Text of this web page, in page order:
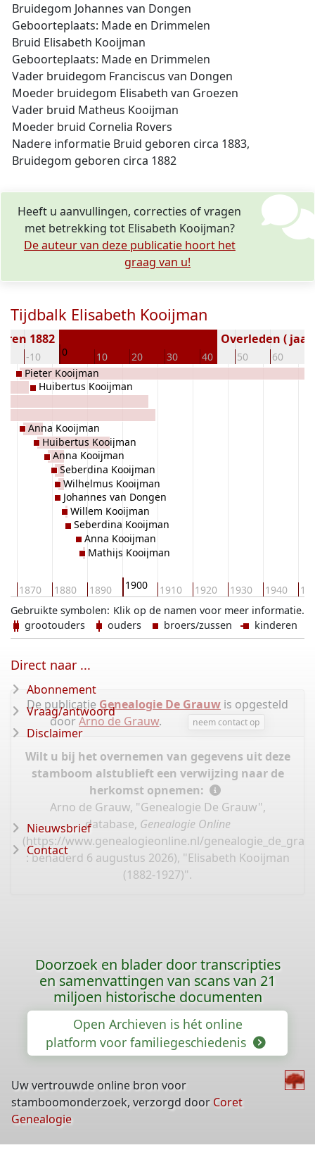
Bruidegom Johannes van Dongen
Geboorteplaats: Made en Drimmelen
Bruid Elisabeth Kooijman
Geboorteplaats: Made en Drimmelen
Vader bruidegom Franciscus van Dongen
Moeder bruidegom Elisabeth van Groezen
Vader bruid Matheus Kooijman
Moeder bruid Cornelia Rovers
Nadere informatie Bruid geboren circa 1883,
Bruidegom geboren circa 1882
Heeft u aanvullingen, correcties of vragen
met betrekking tot Elisabeth Kooijman?
De auteur van deze publicatie hoort het
graag van u!
Tijdbalk Elisabeth Kooijman
-10 0 10 20 30 40 50 60
1882 Overleden (
1870 1880 1890 1900 1910 1920 1930 1940
Pieter Kooijman
Anna Kooijman
Huibertus Kooijman
Huibertus Kooijman
Anna Kooijman
Seberdina Kooijman
Wilhelmus Kooijman
Johannes van Dongen
Willem Kooijman
Seberdina Kooijman
Anna Kooijman
Mathijs Kooijman
Klik op de namen voor meer informatie.
Gebruikte symbolen:
grootouders
ouders broers/zussen kinderen
De publicatie Genealogie De Grauw is opgesteld
doorArno de Grauw. neem contact op
Wilt u bij het overnemen van gegevens uit deze
stamboom alstublieft een verwijzing naar de
herkomst opnemen:
Arno de Grauw, "Genealogie De Grauw",
database, Genealogie Online
(https://www.genealogieonline.nl/
: benaderd 6 augustus 2026), "Elisabeth Kooijman
(1882-1927)".
Direct naar ...
Abonnement
Vraag/antwoord
Disclaimer
Nieuwsbrief
Contact
Doorzoek en blader door transcripties
en samenvattingen van scans van 21
miljoen historische documenten
Open Archieven is hét online
platform voor familiegeschiedenis
Uw vertrouwde online bron voor
stamboomonderzoek, verzorgd door Coret
Genealogie